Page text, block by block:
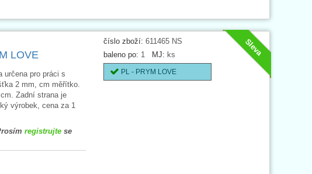
Sleva
číslo zboží: 611465 NS
baleno po: 1 MJ: ks
PL - PRYM LOVE
LOVE
určena pro práci s
2 mm, cm měřítko.
Zadní strana je
výrobek, cena za 1
registrujtese